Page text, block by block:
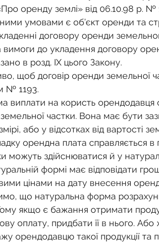
оренду землі» від 06.10.98 р. №
умовами є об’єкт оренди та
договору оренди
вимоги до укладення договору
в розд. IX цього Закону.
щоб договір оренди земельної
№ 1193.
виплати на користь
частки. Вона має бути
або у відсотках від вартості
орендна плата справляється
можуть здійснюватися й у
формі має відповідати
цінами на дату внесення
що натуральна форма
якщо є бажання отримати
оплату, придбати її в нього.
орендодавцю такої продукції та